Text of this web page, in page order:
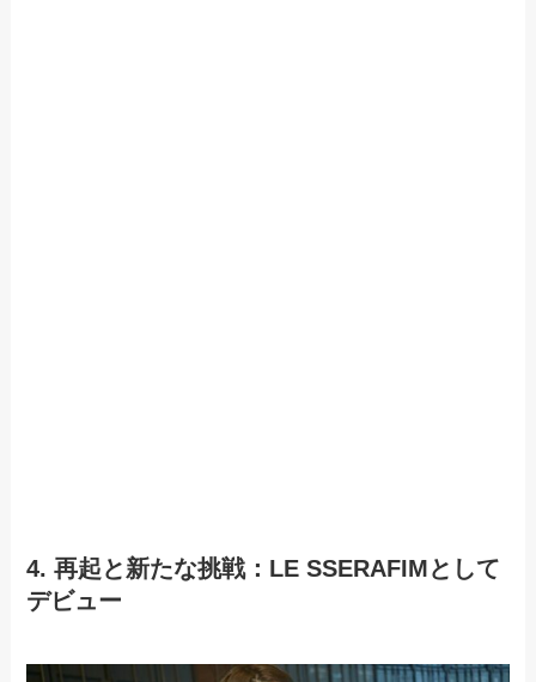
4. 再起と新たな挑戦：LE SSERAFIMとして
デビュー